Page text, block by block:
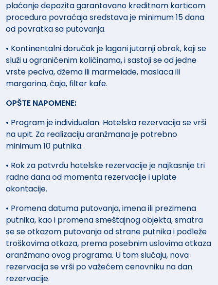
plaćanje depozita garantovano kreditnom karticom
procedura povraćaja sredstava je minimum 15 dana
od povratka sa putovanja.
• Kontinentalni doručak je lagani jutarnji obrok, koji se
služi u ograničenim količinama, i sastoji se od jedne
vrste peciva, džema ili marmelade, maslaca ili
margarina, čaja, filter kafe.
OPŠTE NAPOMENE:
• Program je individualan. Hotelska rezervacija se vrši
na upit. Za realizaciju aranžmana je potrebno
minimum 10 putnika.
• Rok za potvrdu hotelske rezervacije je najkasnije tri
radna dana od momenta rezervacije i uplate
akontacije.
• Promena datuma putovanja, imena ili prezimena
putnika, kao i promena smeštajnog objekta, smatra
se se otkazom putovanja od strane putnika i podleže
troškovima otkaza, prema posebnim uslovima otkaza
aranžmana ovog programa. U tom slučaju, nova
rezervacija se vrši po važećem cenovniku na dan
rezervacije.